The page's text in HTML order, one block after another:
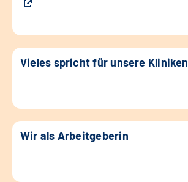
Vieles spricht für unsere Kliniken
Wir als Arbeitgeberin